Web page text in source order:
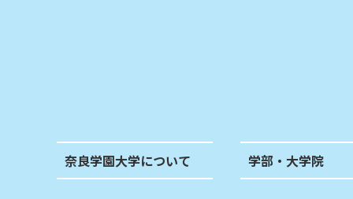
奈良学園大学について 学部・大学院